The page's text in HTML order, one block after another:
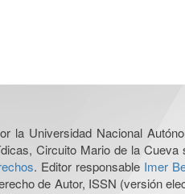
la Universidad Nacional
Circuito Mario de la Cueva
. Editor responsable Imer
de Autor, ISSN (versión